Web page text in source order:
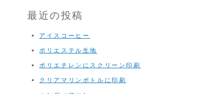
最近の投稿
アイスコーヒー
ポリエステル生地
ポリエチレンにスクリーン印刷
クリアマリンボトルに印刷